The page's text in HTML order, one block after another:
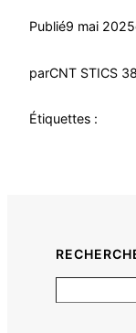
Publié9 mai 2025
parCNT STICS 38
Étiquettes :